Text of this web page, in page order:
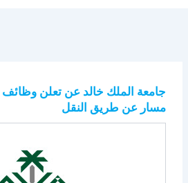
جامعة الملك خالد عن تعلن وظائف
مسار عن طريق النقل